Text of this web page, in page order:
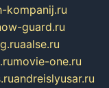
kompanij.ru
guard.ru
aalse.ru
movie-one.ru
andreislyusar.ru